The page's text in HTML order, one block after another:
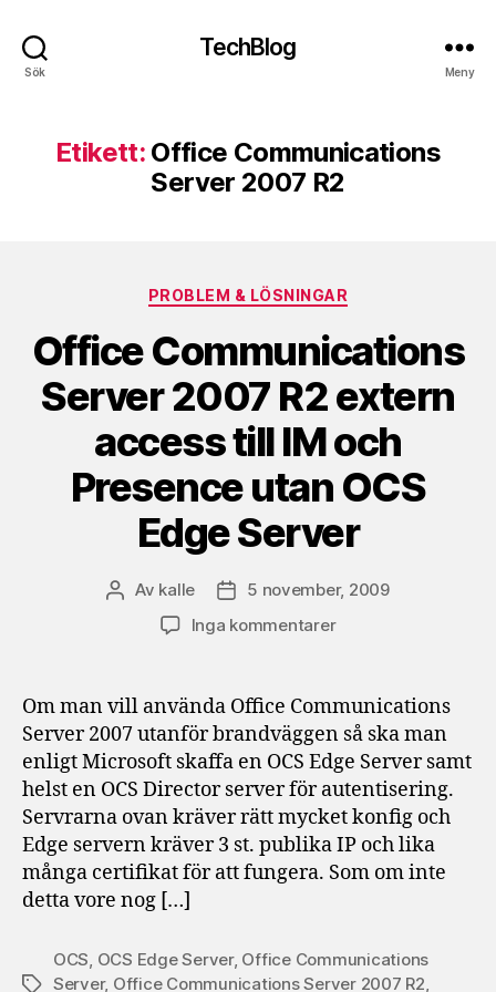
Sök
TechBlog
Meny
Etikett: Office Communications
Server 2007 R2
Kategorier
PROBLEM & LÖSNINGAR
Office Communications
Server 2007 R2 extern
access till IM och
Presence utan OCS
Edge Server
Inläggsförfattare
Av kalle Inläggsdatum
5 november, 2009
Inga kommentarertill
Server
2007
R2
extern
access
till
IM
och
Edge
Om man vill använda Office Communications
Server 2007 utanför brandväggen så ska man
enligt Microsoft skaffa en OCS Edge Server samt
helst en OCS Director server för autentisering.
Servrarna ovan kräver rätt mycket konfig och
Edge servern kräver 3 st. publika IP och lika
många certifikat för att fungera. Som om inte
detta vore nog […]
Etiketter
OCS OCS Edge Server, Office Communications
Server, Office Communications Server 2007 R2